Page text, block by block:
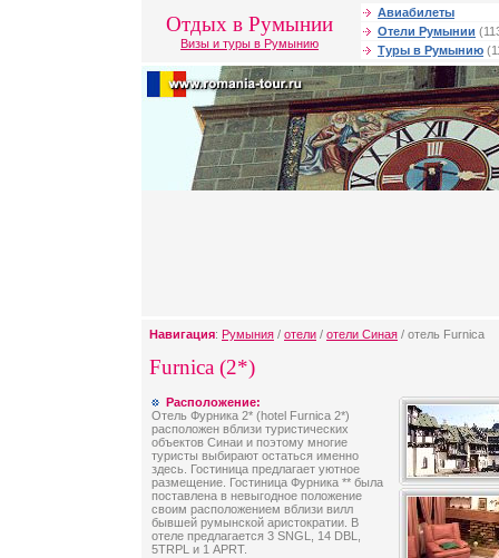
Отдых в Румынии
Визы и туры в Румынию
Авиабилеты
Отели Румынии
Туры в Румынию
Навигация: Румыния / отели / отели Синая / отель Furnica
Furnica (2*)
Расположение:
Отель Фурника 2* (hotel Furnica 2*)
расположен вблизи туристических
объектов Синаи и поэтому многие
туристы выбирают остаться именно
здесь. Гостиница предлагает уютное
размещение. Гостиница Фурника ** была
поставлена в невыгодное положение
своим расположением вблизи вилл
бывшей румынской аристократии. В
отеле предлагается 3 SNGL, 14 DBL,
5TRPL и 1 APRT.